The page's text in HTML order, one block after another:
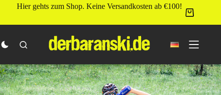
Hier gehts zum Shop. Keine Versandkosten ab €100!